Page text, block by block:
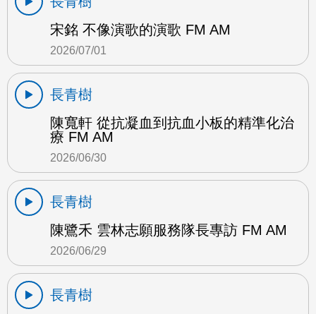
宋銘 不像演歌的演歌 FM AM
2026/07/01
長青樹
陳寬軒 從抗凝血到抗血小板的精準化治
療 FM AM
2026/06/30
長青樹
陳鷺禾 雲林志願服務隊長專訪 FM AM
2026/06/29
長青樹